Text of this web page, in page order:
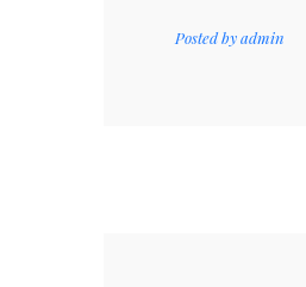
Posted byadmin